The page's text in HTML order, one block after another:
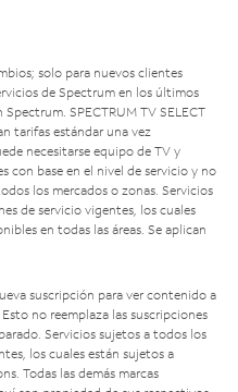
solo para nuevos clientes
de Spectrum en los últimos
SPECTRUM TV SELECT
tarifas estándar una vez
necesitarse equipo de TV y
con base en el nivel de servicio y no
los mercados o zonas. Servicios
de servicio vigentes, los cuales
en todas las áreas. Se aplican
suscripción para ver contenido a
no reemplaza las suscripciones
Servicios sujetos a todos los
los cuales están sujetos a
Todas las demás marcas